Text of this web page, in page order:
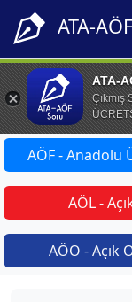
ATA-
ATA-
Çıkmış
AÖF - Anadolu
AÖL -
AÖO - Açık